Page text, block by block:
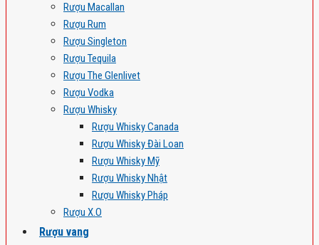
Rượu Macallan
Rượu Rum
Rượu Singleton
Rượu Tequila
Rượu The Glenlivet
Rượu Vodka
Rượu Whisky
Rượu Whisky Canada
Rượu Whisky Đài Loan
Rượu Whisky Mỹ
Rượu Whisky Nhật
Rượu Whisky Pháp
Rượu X.O
Rượu vang